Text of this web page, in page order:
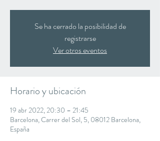
Se ha cerrado la posibilidad de
registrarse
Ver otros eventos
Horario y ubicación
19 abr 2022, 20:30 – 21:45
Barcelona, Carrer del Sol, 5, 08012 Barcelona,
España